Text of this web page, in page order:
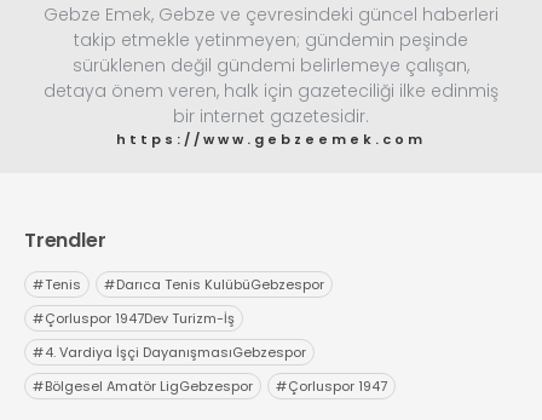
Gebze Emek, Gebze ve çevresindeki güncel haberleri
takip etmekle yetinmeyen; gündemin peşinde
sürüklenen değil gündemi belirlemeye çalışan,
detaya önem veren, halk için gazeteciliği ilke edinmiş
bir internet gazetesidir.
https://www.gebzeemek.com
Trendler
#Tenis #Darıca Tenis KulübüGebzespor
#Çorluspor 1947Dev Turizm-İş
#4. Vardiya İşçi DayanışmasıGebzespor
#Bölgesel Amatör LigGebzespor #Çorluspor 1947